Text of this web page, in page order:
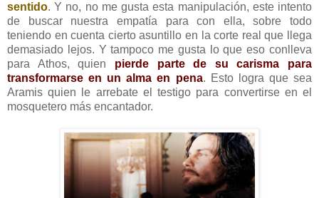
sentido. Y no, no me gusta esta manipulación, este intento
de buscar nuestra empatía para con ella, sobre todo
teniendo en cuenta cierto asuntillo en la corte real que llega
demasiado lejos. Y tampoco me gusta lo que eso conlleva
para Athos, quien pierde parte de su carisma para
transformarse en un alma en pena. Esto logra que sea
Aramis quien le arrebateel testigo para convertirse en el
mosquetero más encantador.